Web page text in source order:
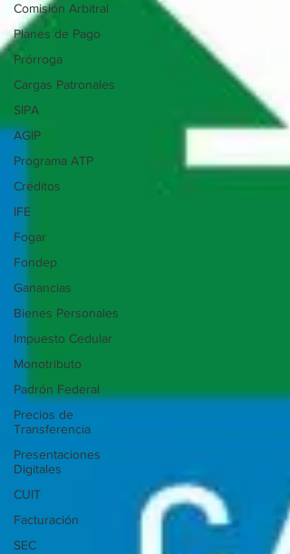
Comisión Arbitral
Planes de Pago
Prórroga
Cargas Patronales
SIPA
AGIP
Programa ATP
Créditos
IFE
Fogar
Fondep
Ganancias
Bienes Personales
Impuesto Cedular
Monotributo
Padrón Federal
Precios de
Transferencia
Presentaciones
Digitales
CUIT
Facturación
SEC